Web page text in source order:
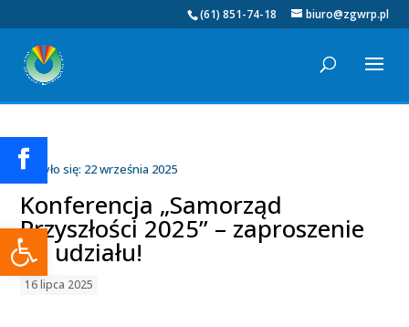
Otwórz pasek narzędzi
(61) 851-74-18 biuro@zgwrp.pl
Odbyło się: 22 września 2025
Konferencja „Samorząd
Przyszłości 2025” – zaproszenie
do udziału!
16 lipca 2025